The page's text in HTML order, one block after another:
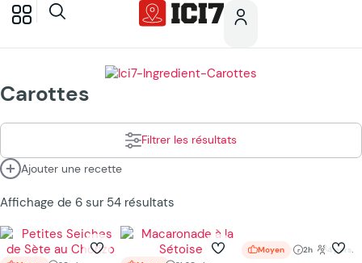
Carottes
Filtrer les résultats
Ajouter une recette
Affichage de 6 sur 54 résultats
Moyen 2h 4 pers.